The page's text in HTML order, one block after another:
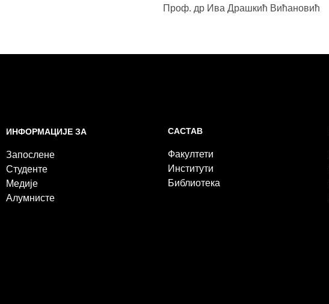
Проф. др Ива Драшкић Вићановић
ИНФОРМАЦИЈЕ ЗА
Запослене
Студенте
Медије
Алумнисте
САСТАВ
Факултети
Институти
Библиотека